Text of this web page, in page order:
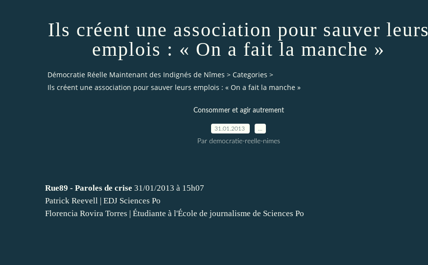
Ils créent une association pour sauver leurs
emplois : « On a fait la manche »
Démocratie Réelle Maintenant des Indignés de Nîmes > Categories >
Ils créent une association pour sauver leurs emplois : « On a fait la manche »
Consommer et agir autrement
31.01.2013
Par democratie-reelle-nimes
Rue89 - Paroles de crise 31/01/2013 à 15h07
Patrick Reevell | EDJ Sciences Po
Florencia Rovira Torres | Étudiante à l'École de journalisme de Sciences Po